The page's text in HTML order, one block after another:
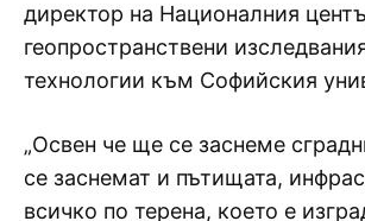
директор на Националния
геопространствени
технологии към Софийския
„Освен че ще се заснеме
се заснемат и пътищата,
всичко по терена, което е